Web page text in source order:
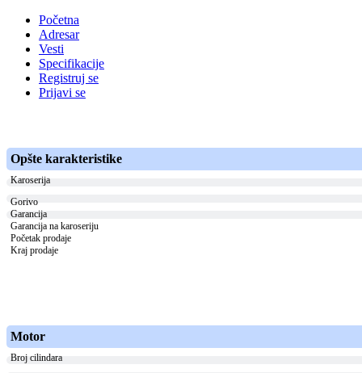
Početna
Adresar
Vesti
Specifikacije
Registruj se
Prijavi se
Opšte karakteristike
Karoserija
Gorivo
Garancija
Garancija na karoseriju
Početak prodaje
Kraj prodaje
Motor
Broj cilindara